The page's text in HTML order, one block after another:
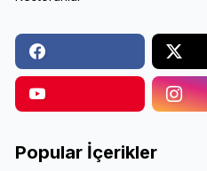
Popular İçerikler